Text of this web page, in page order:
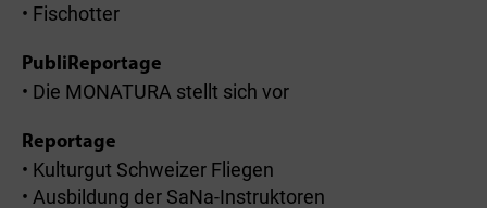
• Fischotter
PubliReportage
• Die MONATURA stellt sich vor
Reportage
• Kulturgut Schweizer Fliegen
• Ausbildung der SaNa-Instruktoren